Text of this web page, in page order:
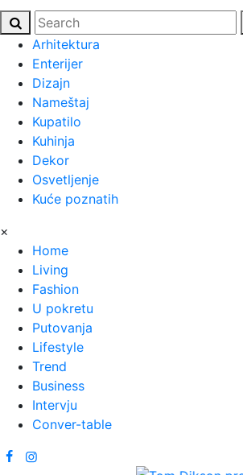
Arhitektura
Enterijer
Dizajn
Nameštaj
Kupatilo
Kuhinja
Dekor
Osvetljenje
Kuće poznatih
×
Home
Living
Fashion
U pokretu
Putovanja
Lifestyle
Trend
Business
Intervju
Conver-table
Tom Dikson
svoj
Aimasia za